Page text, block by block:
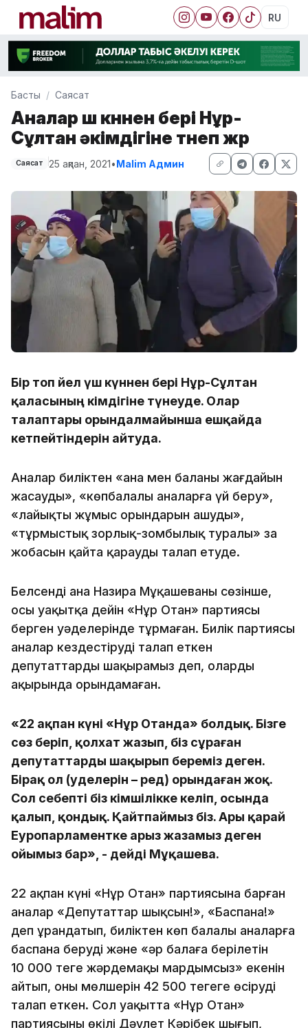
RU
Басты Саясат
Аналар үш күннен бері Нұр-
Сұлтан әкімдігіне түнеп жүр
Саясат 25 ақпан, 2021•Malim Админ
Бір топ әйел үш күннен бері Нұр-Сұлтан
қаласының әкімдігіне түнеуде. Олар
талаптары орындалмайынша ешқайда
кетпейтіндерін айтуда.
Аналар биліктен «ана мен баланың жағдайын
жасауды», «көпбалалы аналарға үй беру»,
«лайықты жұмыс орындарын ашуды»,
«тұрмыстық зорлық-зомбылық туралы» заң
жобасын қайта қарауды талап етуде.
Белсенді ана Назира Мұқашеваның сөзінше,
осы уақытқа дейін «Нұр Отан» партиясы
берген уәделерінде тұрмаған. Билік партиясы
аналар кездестіруді талап еткен
депутаттарды шақырамыз деп, оларды
ақырында орындамаған.
«22 ақпан күні «Нұр Отанда» болдық. Бізге
сөз беріп, қолхат жазып, біз сұраған
депутаттарды шақырып береміз деген.
Бірақ ол (уәделерін – ред) орындаған жоқ.
Сол себепті біз әкімшілікке келіп, осында
қалып, қондық. Қайтпаймыз біз. Ары қарай
Еуропарламентке арыз жазамыз деген
ойымыз бар», - дейді Мұқашева.
22 ақпан күні «Нұр Отан» партиясына барған
аналар «Депутаттар шықсын!», «Баспана!»
деп ұрандатып, биліктен көп балалы аналарға
баспана беруді және «әр балаға берілетін
10 000 теңге жәрдемақы мардымсыз» екенін
айтып, оның мөлшерін 42 500 теңгеге өсіруді
талап еткен. Сол уақытта «Нұр Отан»
партиясының өкілі Дәулет Кәрібек шығып,